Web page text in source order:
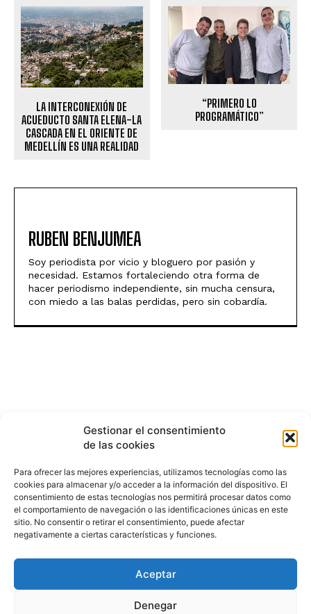
Gestionar el consentimiento
de las cookies
Para ofrecer las mejores experiencias, utilizamos tecnologías como las
cookies para almacenar y/o acceder a la información del dispositivo. El
consentimiento de estas tecnologías nos permitirá procesar datos como
el comportamiento de navegación o las identificaciones únicas en este
sitio. No consentir o retirar el consentimiento, puede afectar
negativamente a ciertas características y funciones.
Aceptar
Denegar
LA INTERCONEXIÓN DE
ACUEDUCTO SANTA ELENA-LA
CASCADA EN EL ORIENTE DE
MEDELLÍN ES UNA REALIDAD
“PRIMERO LO
PROGRAMÁTICO”
RUBEN BENJUMEA
Soy periodista por vicio y bloguero por pasión y
necesidad. Estamos fortaleciendo otra forma de
hacer periodismo independiente, sin mucha censura,
con miedo a las balas perdidas, pero sin cobardía.
HISTORIA PODCAST